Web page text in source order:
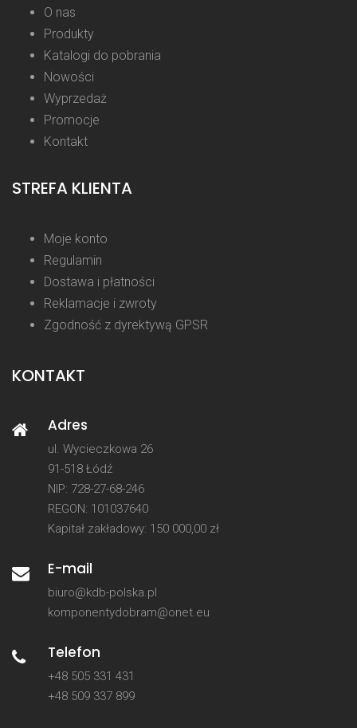
O nas
Produkty
Katalogi do pobrania
Nowości
Wyprzedaż
Promocje
Kontakt
STREFA KLIENTA
Moje konto
Regulamin
Dostawa i płatności
Reklamacje i zwroty
Zgodność z dyrektywą GPSR
KONTAKT
Adres
ul. Wycieczkowa 26
91-518 Łódź
NIP: 728-27-68-246
REGON: 101037640
Kapitał zakładowy: 150 000,00 zł
E-mail
biuro@kdb-polska.pl
komponentydobram@onet.eu
Telefon
+48 505 331 431
+48 509 337 899